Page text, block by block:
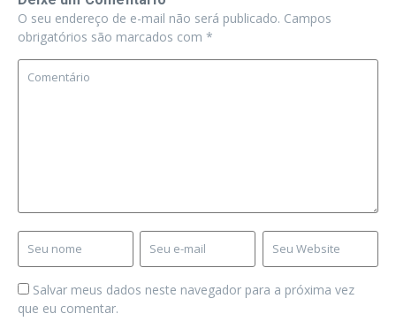
O seu endereço de e-mail não será publicado. Campos
obrigatórios são marcados com *
Salvar meus dados neste navegador para a próxima vez
que eu comentar.